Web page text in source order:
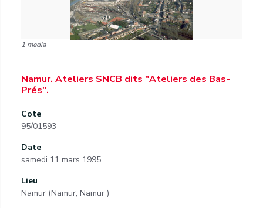
1 media
Namur. Ateliers SNCB dits "Ateliers des Bas-
Prés".
Cote
95/01593
Date
samedi 11 mars 1995
Lieu
Namur (Namur, Namur )